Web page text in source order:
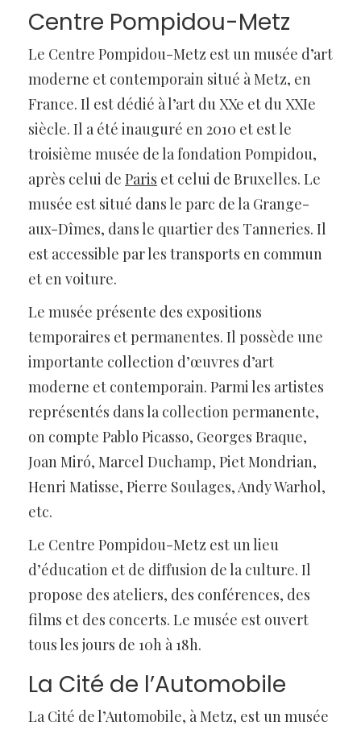
Centre Pompidou-Metz
Le Centre Pompidou-Metz est un musée d’art
moderne et contemporain situé à Metz, en
France. Il est dédié à l’art du XXe et du XXIe
siècle. Il a été inauguré en 2010 et est le
troisième musée de la fondation Pompidou,
après celui de Paris et celui de Bruxelles. Le
musée est situé dans le parc de la Grange-
aux-Dîmes, dans le quartier des Tanneries. Il
est accessible par les transports en commun
et en voiture.
Le musée présente des expositions
temporaires et permanentes. Il possède une
importante collection d’œuvres d’art
moderne et contemporain. Parmi les artistes
représentés dans la collection permanente,
on compte Pablo Picasso, Georges Braque,
Joan Miró, Marcel Duchamp, Piet Mondrian,
Henri Matisse, Pierre Soulages, Andy Warhol,
etc.
Le Centre Pompidou-Metz est un lieu
d’éducation et de diffusion de la culture. Il
propose des ateliers, des conférences, des
films et des concerts. Le musée est ouvert
tous les jours de 10h à 18h.
La Cité de l’Automobile
La Cité de l’Automobile, à Metz, est un musée